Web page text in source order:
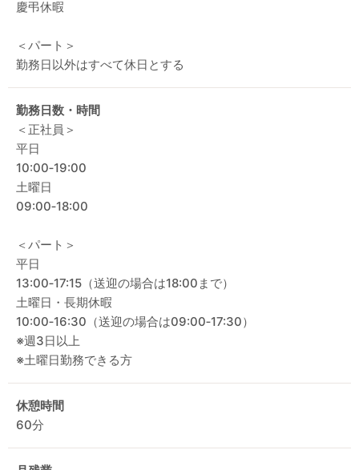
慶弔休暇
＜パート＞
勤務日以外はすべて休日とする
勤務日数・時間
＜正社員＞
平日
10:00‐19:00
土曜日
09:00‐18:00
＜パート＞
平日
13:00‐17:15（送迎の場合は18:00まで）
土曜日・長期休暇
10:00‐16:30（送迎の場合は09:00‐17:30）
※週3日以上
※土曜日勤務できる方
休憩時間
60分